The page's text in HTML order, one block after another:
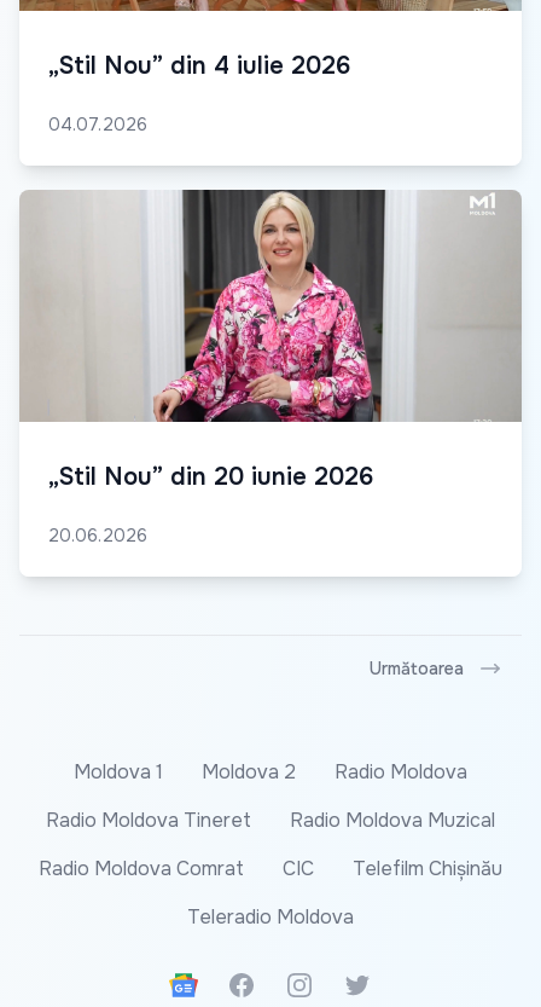
„Stil Nou” din 4 iulie 2026
04.07.2026
„Stil Nou” din 20 iunie 2026
20.06.2026
Următoarea
Moldova 1 Moldova 2
Radio Moldova
Radio Moldova Tineret
Radio Moldova Muzical
Radio Moldova Comrat
CIC
Telefilm Chișinău
Teleradio Moldova
Google News
FacebookInstagramTwitter